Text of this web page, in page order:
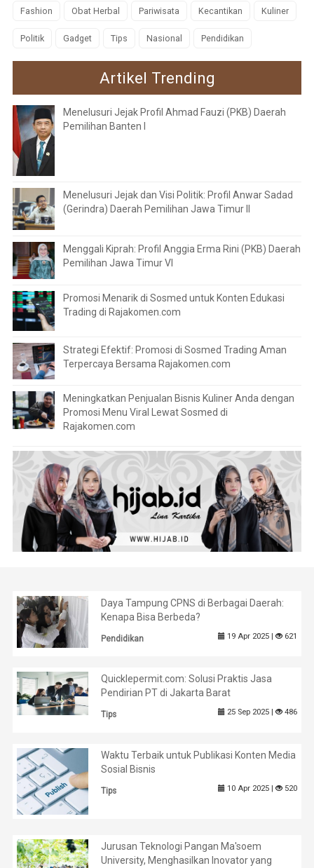
Fashion Obat Herbal Pariwisata Kecantikan Kuliner
Politik Gadget Tips Nasional Pendidikan
Artikel Trending
Menelusuri Jejak Profil Ahmad Fauzi (PKB) Daerah
Pemilihan Banten I
Menelusuri Jejak dan Visi Politik: Profil Anwar Sadad
(Gerindra) Daerah Pemilihan Jawa Timur II
Menggali Kiprah: Profil Anggia Erma Rini (PKB) Daerah
Pemilihan Jawa Timur VI
Promosi Menarik di Sosmed untuk Konten Edukasi
Trading di Rajakomen.com
Strategi Efektif: Promosi di Sosmed Trading Aman
Terpercaya Bersama Rajakomen.com
Meningkatkan Penjualan Bisnis Kuliner Anda dengan
Promosi Menu Viral Lewat Sosmed di
Rajakomen.com
Daya Tampung CPNS di Berbagai Daerah:
Kenapa Bisa Berbeda?
Pendidikan 19 Apr 2025 | 621
Quicklepermit.com: Solusi Praktis Jasa
Pendirian PT di Jakarta Barat
Tips 25 Sep 2025 | 486
Waktu Terbaik untuk Publikasi Konten Media
Sosial Bisnis
Tips 10 Apr 2025 | 520
Jurusan Teknologi Pangan Ma'soem
University, Menghasilkan Inovator yang